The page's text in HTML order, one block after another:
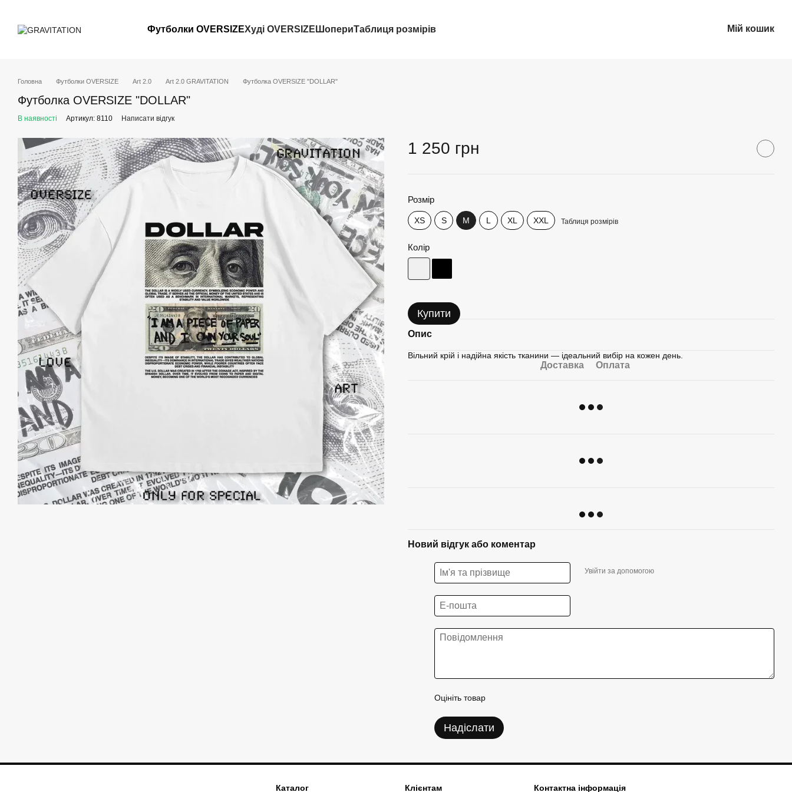
Футболки OVERSIZEХуді OVERSIZE ШопериТаблиця розмірів Мій кошик
Головна Футболки OVERSIZE Art 2.0 Art 2.0 GRAVITATION Футболка OVERSIZE "DOLLAR"
Футболка OVERSIZE "DOLLAR"
В наявності Артикул: 8110 Написати відгук
1 250 грн
Розмір
XS S M L XL XXL Таблиця розмірів
Колір
Купити
Опис
Вільний крій і надійна якість тканини — ідеальний вибір на кожен день.
Доставка Оплата
Новий відгук або коментар
Увійти за допомогою
Оцініть товар
Надіслати
Каталог Клієнтам Контактна інформація